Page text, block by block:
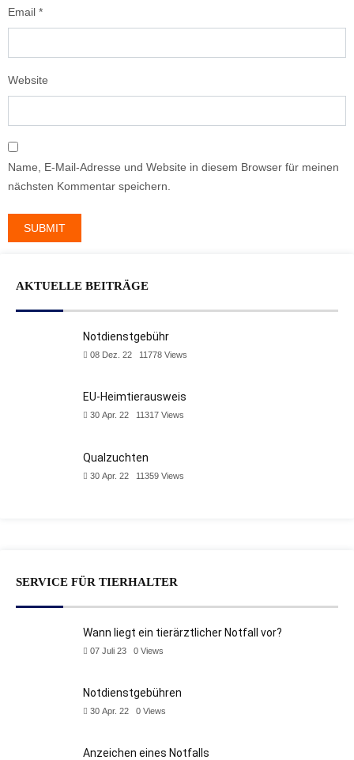
Email *
Website
Name, E-Mail-Adresse und Website in diesem Browser für meinen
nächsten Kommentar speichern.
AKTUELLE BEITRÄGE
Notdienstgebühr
08 Dez. 22 11778 Views
EU-Heimtierausweis
30 Apr. 22 11317 Views
Qualzuchten
30 Apr. 22 11359 Views
SERVICE FÜR TIERHALTER
Wann liegt ein tierärztlicher Notfall vor?
07 Juli 23 0 Views
Notdienstgebühren
30 Apr. 22 0 Views
Anzeichen eines Notfalls